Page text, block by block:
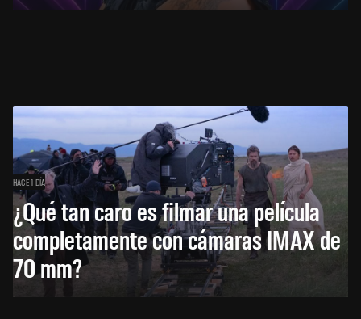
HACE 1 DÍA
¿Qué tan caro es filmar una película
completamente con cámaras IMAX de
70 mm?